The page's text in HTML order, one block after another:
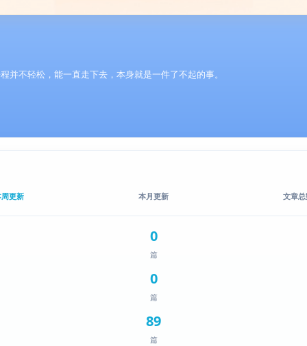
并不轻松，能一直走下去，本身就是一件了不起的事。
更新 本月更新 文章
0
篇
0
篇
89
篇